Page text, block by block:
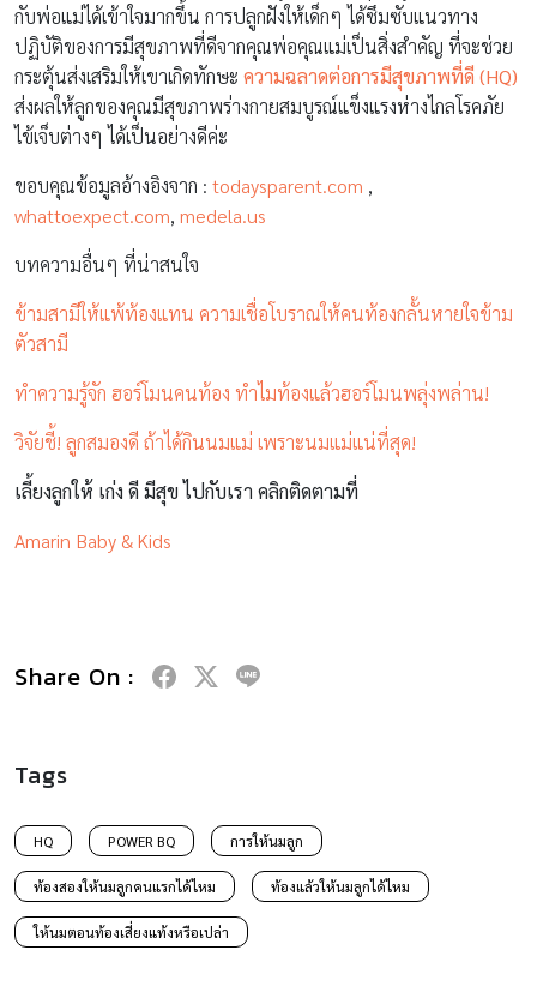
กับพ่อแม่ได้เข้าใจมากขึ้น การปลูกฝังให้เด็กๆ ได้ซึมซับแนวทาง
ปฏิบัติของการมีสุขภาพที่ดีจากคุณพ่อคุณแม่เป็นสิ่งสำคัญ ที่จะช่วย
กระตุ้นส่งเสริมให้เขาเกิดทักษะ ความฉลาดต่อการมีสุขภาพที่ดี (HQ)
ส่งผลให้ลูกของคุณมีสุขภาพร่างกายสมบูรณ์แข็งแรงห่างไกลโรคภัย
ไข้เจ็บต่างๆ ได้เป็นอย่างดีค่ะ
ขอบคุณข้อมูลอ้างอิงจาก : todaysparent.com ,
whattoexpect.com, medela.us
บทความอื่นๆ ที่น่าสนใจ
ข้ามสามีให้แพ้ท้องแทน ความเชื่อโบราณให้คนท้องกลั้นหายใจข้าม
ตัวสามี
ทำความรู้จัก ฮอร์โมนคนท้อง ทำไมท้องแล้วฮอร์โมนพลุ่งพล่าน!
วิจัยชี้! ลูกสมองดี ถ้าได้กินนมแม่ เพราะนมแม่แน่ที่สุด!
เลี้ยงลูกให้ เก่ง ดี มีสุข ไปกับเรา คลิกติดตามที่
Amarin Baby & Kids
Share On :
Tags
HQ POWER BQ การให้นมลูก
ท้องสองให้นมลูกคนแรกได้ไหม ท้องแล้วให้นมลูกได้ไหม
ให้นมตอนท้องเสี่ยงแท้งหรือเปล่า